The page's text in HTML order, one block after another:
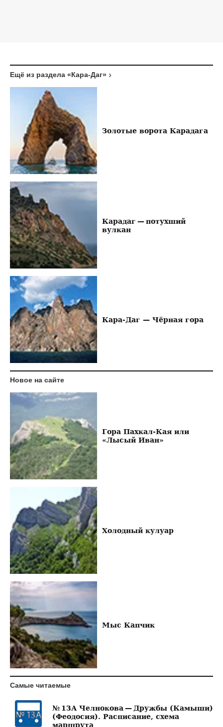
Ещё из раздела «Кара-Даг»
Золотые ворота Карадага
Карадаг — потухший
вулкан
Кара-Даг — Чёрная гора
Новое на сайте
Гора Пахкал-Кая или
«Лысый Иван»
Холодный кулуар
Мыс Капчик
Самые читаемые
№ 13А Челнокова — Дружбы (Камыши)
(Феодосия). Расписание, схема
маршрута